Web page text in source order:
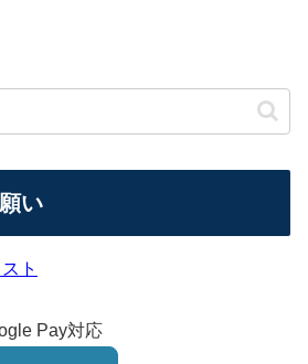
い
ト
Pay対応